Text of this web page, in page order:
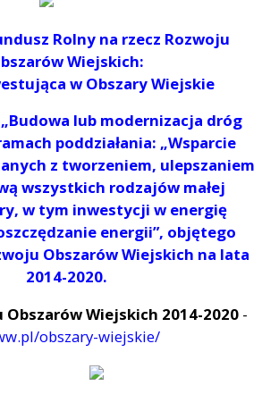
Rolny na rzecz Rozwoju
Wiejskich:
w Obszary Wiejskie
lub modernizacja dróg
poddziałania: „Wsparcie
z tworzeniem, ulepszaniem
wszystkich rodzajów małej
w tym inwestycji w energię
energii”, objętego
Obszarów Wiejskich na lata
2014-2020.
Obszarów Wiejskich 2014-2020 -
obszary-wiejskie/